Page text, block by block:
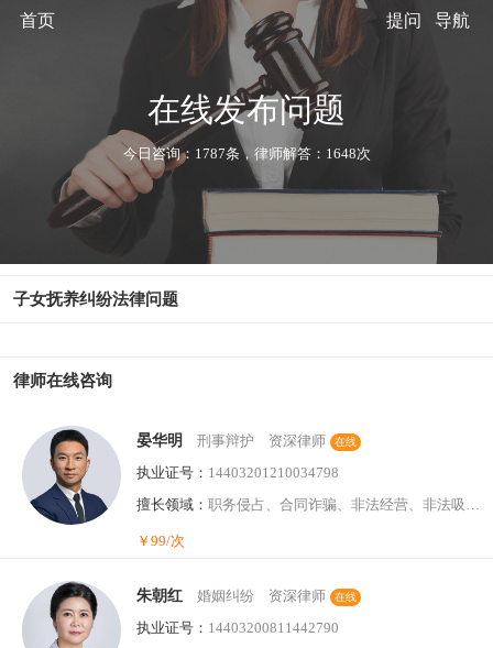
首页 导航
提问
在线发布问题
今日咨询：1787条，律师解答：1648次
子女抚养纠纷法律问题
律师在线咨询
晏华明 刑事辩护 资深律师 在线
执业证号： 14403201210034798
擅长领域： 职务侵占、合同诈骗、非法经营、非法吸收公众存款、集资诈骗...
￥99/次
朱朝红 婚姻纠纷 资深律师 在线
执业证号： 14403200811442790